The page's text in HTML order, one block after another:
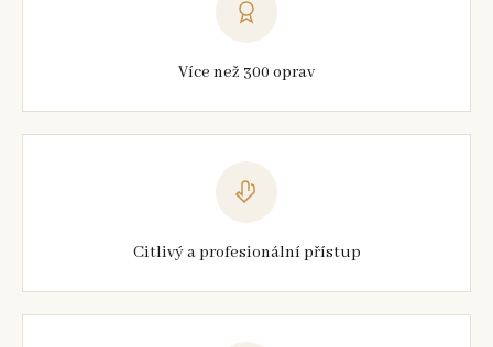
Více než 300 oprav
Citlivý a profesionální přístup